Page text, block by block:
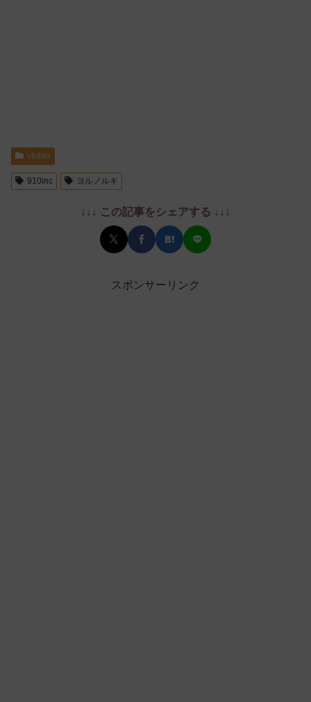
vtuber
910inc ヨルノルキ
↓↓↓ この記事をシェアする ↓↓↓
スポンサーリンク